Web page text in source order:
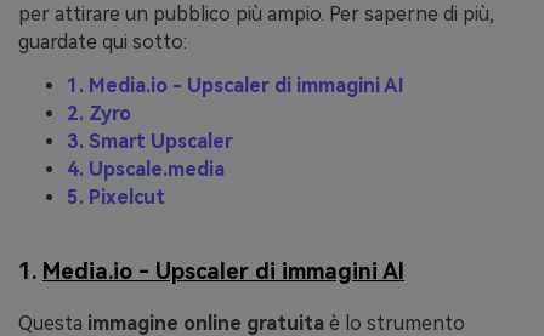
per attirare un pubblico più ampio. Per saperne di più,
guardate qui sotto:
1. Media.io - Upscaler di immagini AI
2. Zyro
3. Smart Upscaler
4. Upscale.media
5. Pixelcut
1. Media.io - Upscaler di immagini AI
Questa immagine online gratuita è lo strumento